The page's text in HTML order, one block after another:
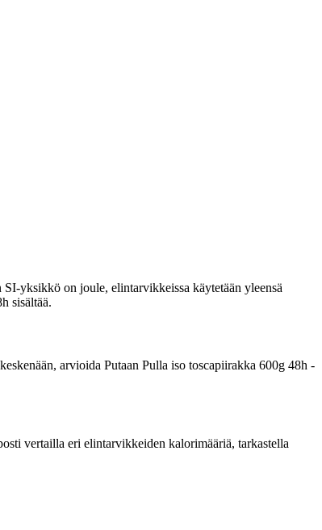
yksikkö on joule, elintarvikkeissa käytetään yleensä
sisältää.
arvioida Putaan Pulla iso toscapiirakka 600g 48h -
vertailla eri elintarvikkeiden kalorimääriä, tarkastella